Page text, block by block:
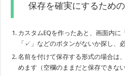
保存を確実にするため
カスタムEQを作ったあと、画面内に
「✓」などのボタンがないか探し、
名前を付けて保存する形式の場合は
めます（空欄のままだと保存できな